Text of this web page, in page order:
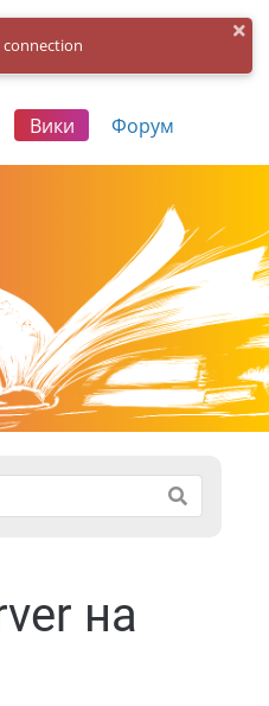
Вход Регистрация
Вики Форум
на